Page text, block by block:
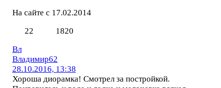
На сайте с 17.02.2014
22
1820
Вл
Владимир62
28.10.2016, 13:38
Хороша диорамка! Смотрел за постройкой.